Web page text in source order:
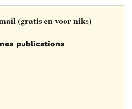
(gratis en voor niks)
publications